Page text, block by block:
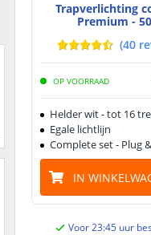
Trapverlichting
Premium -
(40
OP VOORRAAD
Helder wit - tot 16
Egale lichtlijn
Complete set - Plug
IN
Voor 23:45 uur